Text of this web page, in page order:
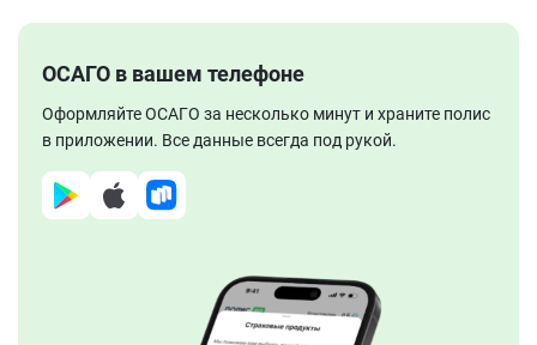
ОСАГО в вашем телефоне
Оформляйте ОСАГО за несколько минут и храните полис
в приложении. Все данные всегда под рукой.